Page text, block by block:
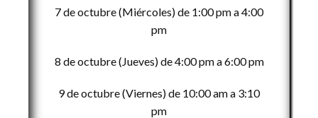
7 de octubre (Miércoles) de 1:00 pm a 4:00
pm
8 de octubre (Jueves) de 4:00 pm a 6:00 pm
9 de octubre (Viernes) de 10:00 am a 3:10
pm